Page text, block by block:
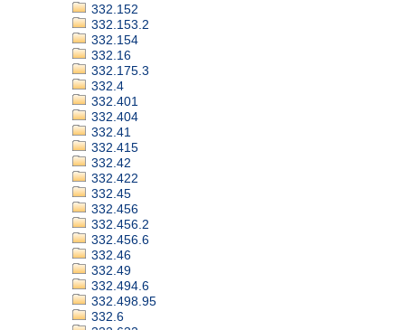
332.152
332.153.2
332.154
332.16
332.175.3
332.4
332.401
332.404
332.41
332.415
332.42
332.422
332.45
332.456
332.456.2
332.456.6
332.46
332.49
332.494.6
332.498.95
332.6